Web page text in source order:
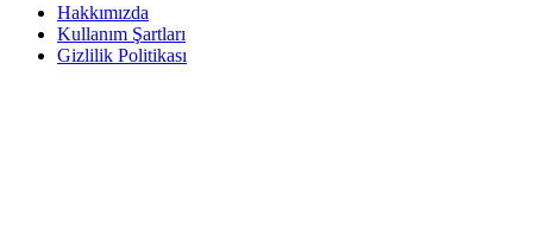
Hakkımızda
Kullanım Şartları
Gizlilik Politikası